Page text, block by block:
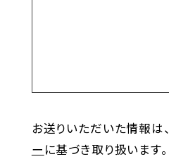
お送りいただいた情報は、
ー に基づき取り扱います。